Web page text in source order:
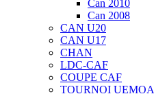
Can 2010
Can 2008
CAN U20
CAN U17
CHAN
LDC-CAF
COUPE CAF
TOURNOI UEMOA